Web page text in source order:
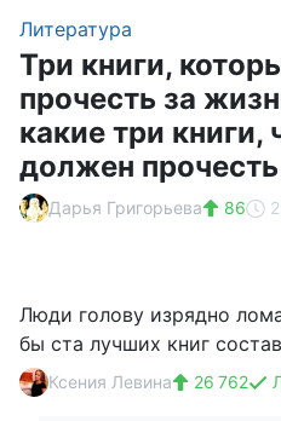
Литература
Три книги,
прочесть за
какие три книги,
должен
Дарья Григорьева 86
Люди голову изрядно
бы ста лучших книг
Ксения Левина 26 762